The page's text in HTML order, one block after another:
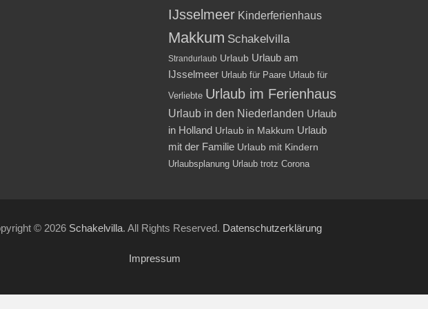
IJsselmeer Kinderferienhaus
Makkum Schakelvilla
Strandurlaub Urlaub Urlaub am
IJsselmeer Urlaub für Paare Urlaub für
Verliebte Urlaub im Ferienhaus
Urlaub in den Niederlanden Urlaub
in Holland Urlaub in Makkum Urlaub
mit der Familie Urlaub mit Kindern
Urlaubsplanung Urlaub trotz Corona
© 2026 Schakelvilla. All Rights Reserved. Datenschutzerklärung
Impressum